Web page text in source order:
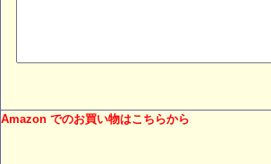
Amazon でのお買い物はこちらから